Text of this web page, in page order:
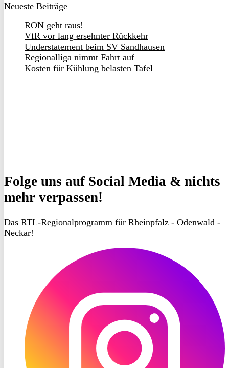
Neueste Beiträge
RON geht raus!
VfR vor lang ersehnter Rückkehr
Understatement beim SV Sandhausen
Regionalliga nimmt Fahrt auf
Kosten für Kühlung belasten Tafel
Folge uns auf Social Media & nichts
mehr verpassen!
Das RTL-Regionalprogramm für Rheinpfalz - Odenwald -
Neckar!
Instagram